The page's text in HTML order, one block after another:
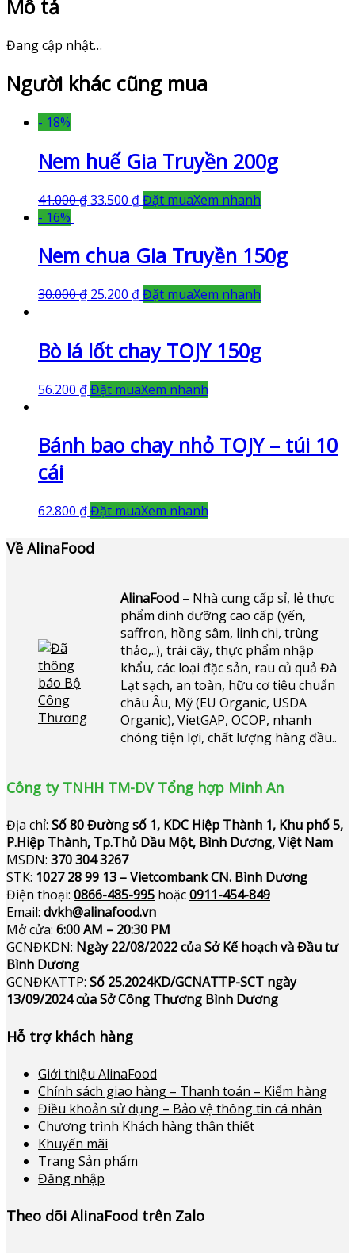
Mô tả
Đang cập nhật…
Người khác cũng mua
- 18%
Nem huế Gia Truyền 200g
41.000₫33.500 ₫Đặt muaXem nhanh
- 16%
Nem chua Gia Truyền 150g
30.000₫ 25.200 ₫Đặt muaXem nhanh
Bò lá lốt chay TOJY 150g
56.200 ₫Đặt muaXem nhanh
Bánh bao chay nhỏ TOJY – túi 10
cái
62.800 ₫Đặt muaXem nhanh
Về AlinaFood
AlinaFood– Nhà cung cấp sỉ, lẻ thực
phẩm dinh dưỡng cao cấp (yến,
saffron, hồng sâm, linh chi, trùng
thảo,..), trái cây, thực phẩm nhập
khẩu, các loại đặc sản, rau củ quả Đà
Lạt sạch, an toàn, hữu cơ tiêu chuẩn
châu Âu, Mỹ (EU Organic, USDA
Organic), VietGAP, OCOP, nhanh
chóng tiện lợi, chất lượng hàng đầu..
Công ty TNHH TM-DV Tổng hợp Minh An
Địa chỉ: Số 80 Đường số 1, KDC Hiệp Thành 1, Khu phố 5,
P.Hiệp Thành, Tp.Thủ Dầu Một, Bình Dương, Việt Nam
MSDN: 370 304 3267
STK: 1027 28 99 13 – Vietcombank CN. Bình Dương
Điện thoại: 0866-485-995 hoặc0911-454-849
Email: dvkh@alinafood.vn
Mở cửa: 6:00 AM – 20:30 PM
GCNĐKDN: Ngày 22/08/2022 của Sở Kế hoạch và Đầu tư
Bình Dương
GCNĐKATTP: Số 25.2024KD/GCNATTP-SCT ngày
13/09/2024 của Sở Công Thương Bình Dương
Hỗ trợ khách hàng
Giới thiệu AlinaFood
Chính sách giao hàng – Thanh toán – Kiểm hàng
Điều khoản sử dụng – Bảo vệ thông tin cá nhân
Chương trình Khách hàng thân thiết
Khuyến mãi
Trang Sản phẩm
Đăng nhập
Theo dõi AlinaFood trên Zalo